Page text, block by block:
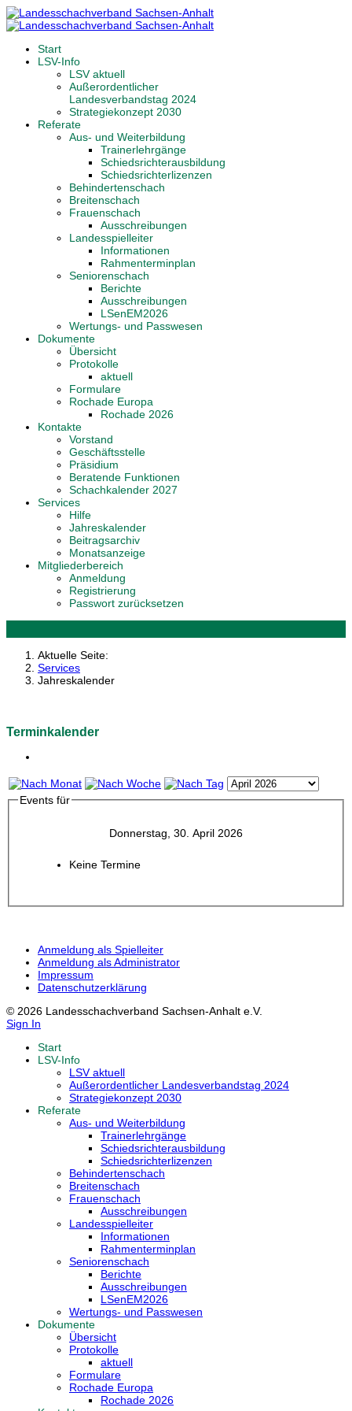
Start
LSV-Info
LSV aktuell
Außerordentlicher
Landesverbandstag 2024
Strategiekonzept 2030
Referate
Aus- und Weiterbildung
Trainerlehrgänge
Schiedsrichterausbildung
Schiedsrichterlizenzen
Behindertenschach
Breitenschach
Frauenschach
Ausschreibungen
Landesspielleiter
Informationen
Rahmenterminplan
Seniorenschach
Berichte
Ausschreibungen
LSenEM2026
Wertungs- und Passwesen
Dokumente
Übersicht
Protokolle
aktuell
Formulare
Rochade Europa
Rochade 2026
Kontakte
Vorstand
Geschäftsstelle
Präsidium
Beratende Funktionen
Schachkalender 2027
Services
Hilfe
Jahreskalender
Beitragsarchiv
Monatsanzeige
Mitgliederbereich
Anmeldung
Registrierung
Passwort zurücksetzen
Aktuelle Seite:
Services
Jahreskalender
Terminkalender
Events für
Donnerstag, 30. April 2026
Keine Termine
Anmeldung als Spielleiter
Anmeldung als Administrator
Impressum
Datenschutzerklärung
© 2026 Landesschachverband Sachsen-Anhalt e.V.
Sign In
Start
LSV-Info
LSV aktuell
Außerordentlicher Landesverbandstag 2024
Strategiekonzept 2030
Referate
Aus- und Weiterbildung
Trainerlehrgänge
Schiedsrichterausbildung
Schiedsrichterlizenzen
Behindertenschach
Breitenschach
Frauenschach
Ausschreibungen
Landesspielleiter
Informationen
Rahmenterminplan
Seniorenschach
Berichte
Ausschreibungen
LSenEM2026
Wertungs- und Passwesen
Dokumente
Übersicht
Protokolle
aktuell
Formulare
Rochade Europa
Rochade 2026